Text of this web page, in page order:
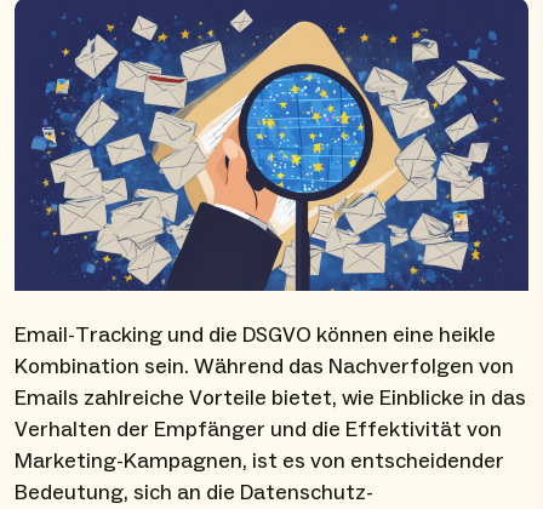
Email-Tracking und die DSGVO können eine heikle
Kombination sein. Während das Nachverfolgen von
Emails zahlreiche Vorteile bietet, wie Einblicke in das
Verhalten der Empfänger und die Effektivität von
Marketing-Kampagnen, ist es von entscheidender
Bedeutung, sich an die Datenschutz-